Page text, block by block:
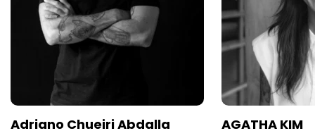
Adriano Chueiri Abdalla AGATHA KIM